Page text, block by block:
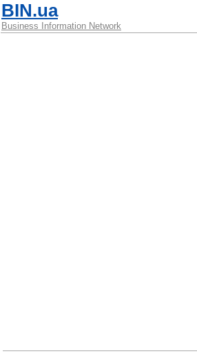
BIN.ua
Business Information Network